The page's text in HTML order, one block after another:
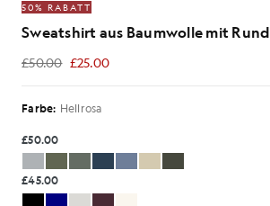
50% RABATT
Sweatshirt aus Baumwolle mit
£50.00 £25.00
£25.00
Farbe: Hellrosa
£50.00
£45.00